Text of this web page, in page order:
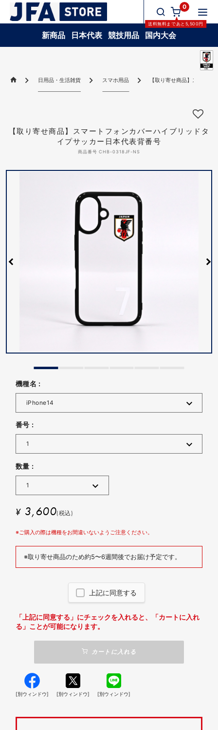
0
送料無料まであと 5,500円
新商品 日本代表 競技用品 国内大会
日用品・生活雑貨 スマホ用品 【取り寄せ商品】スマー
【取り寄せ商品】スマートフォンカバーハイブリッドタ
イプサッカー日本代表背番号
商品番号 CHB-0318JF-NS
機種名 :
番号 :
数量 :
¥ 3,600(税込)
※ご購入の際は機種をお間違いないようご注意ください。
※取り寄せ商品のため約5〜6週間後でお届け予定です。
上記に同意する
「上記に同意する」にチェックを入れると、「カートに入れ
る」ことが可能になります。
カートに入れる
[別ウィンドウ] [別ウィンドウ] [別ウィンドウ]